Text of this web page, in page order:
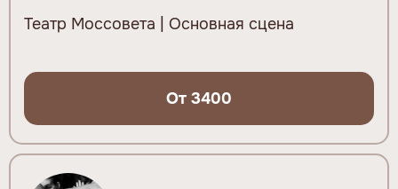
Театр Моссовета | Основная сцена
От 3400